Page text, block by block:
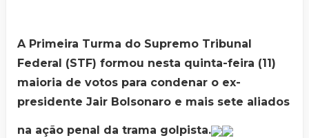
A Primeira Turma do Supremo Tribunal
Federal (STF) formou nesta quinta-feira (11)
maioria de votos para condenar o ex-
presidente Jair Bolsonaro e mais sete aliados
na ação penal da trama golpista.